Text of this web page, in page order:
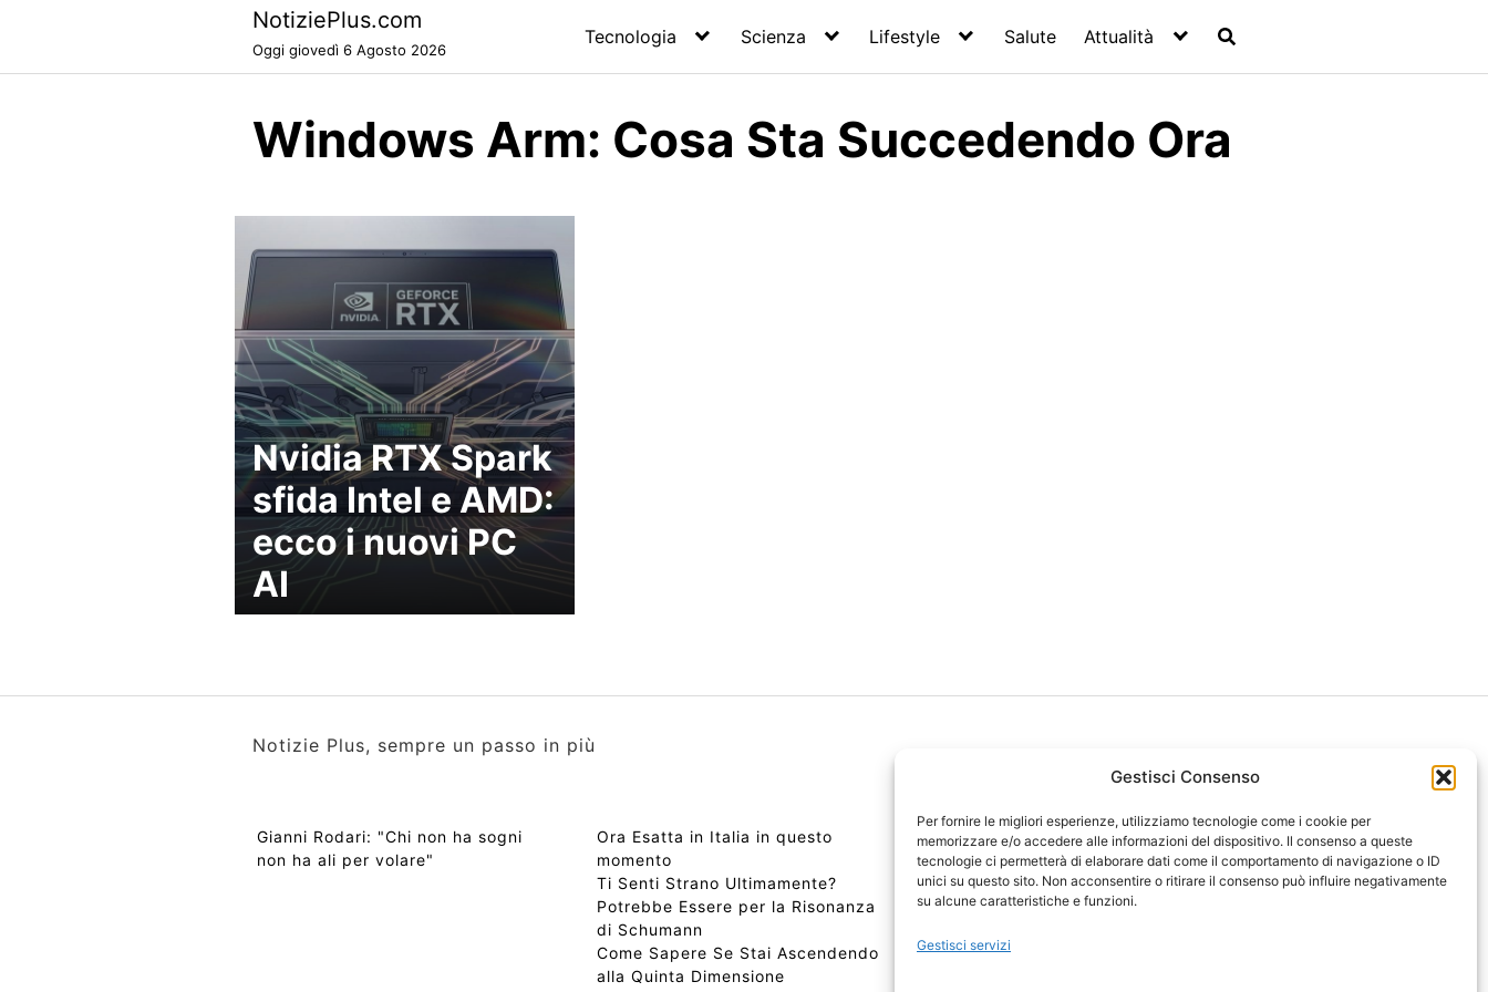
Gestisci Consenso
Per fornire le migliori esperienze, utilizziamo tecnologie come i cookie per
memorizzare e/o accedere alle informazioni del dispositivo. Il consenso a queste
tecnologie ci permetterà di elaborare dati come il comportamento di navigazione o ID
unici su questo sito. Non acconsentire o ritirare il consenso può influire negativamente
su alcune caratteristiche e funzioni.
Gestisci servizi
NotiziePlus.com
Oggi giovedì 6 Agosto 2026
Tecnologia Scienza Lifestyle Salute Attualità
Windows Arm: Cosa Sta Succedendo Ora
Nvidia RTX Spark
sfida Intel e AMD:
ecco i nuovi PC
AI
Notizie Plus, sempre un passo in più
Gianni Rodari: "Chi non ha sogni
non ha ali per volare"
Ora Esatta in Italia in questo
momento
Ti Senti Strano Ultimamente?
Potrebbe Essere per la Risonanza
di Schumann
Come Sapere Se Stai Ascendendo
alla Quinta Dimensione
Copyright 2026 NotiziePlus.com
Edizioni Web4Star
Chi Siamo: Redazione
📰 Contenuto Umano Verificato
Sitemap-